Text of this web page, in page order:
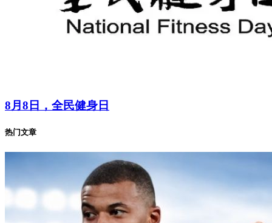
8月8日，全民健身日
热门文章